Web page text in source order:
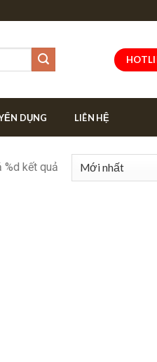
DỤNG LIÊN HỆ
%d kết quả